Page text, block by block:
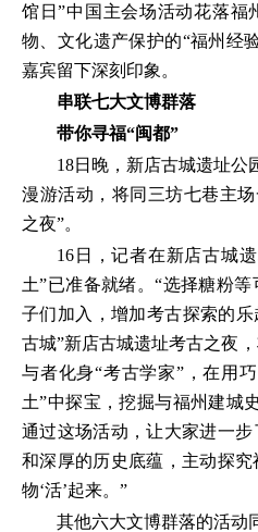
馆日”中国主会场活动花落福
物、文化遗产保护的“福州经
嘉宾留下深刻印象。
串联七大文博群落
带你寻福“闽都”
18日晚，新店古城遗址公
漫游活动，将同三坊七巷主
之夜”。
16日，记者在新店古城
土”已准备就绪。“选择糖粉
子们加入，增加考古探索的
古城”新店古城遗址考古之夜
与者化身“考古学家”，在用
土”中探宝，挖掘与福州建城
通过这场活动，让大家进一步
和深厚的历史底蕴，主动探
物‘活’起来。”
其他六大文博群落的活